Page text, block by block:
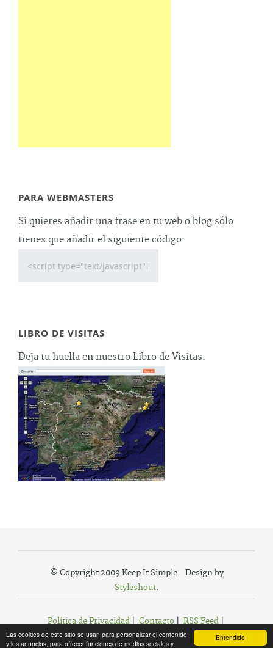
Entendido
Las cookies de este sitio se usan para personalizar el contenido
y los anuncios, para ofrecer funciones de medios sociales y
PARA WEBMASTERS
Si quieres añadir una frase en tu web o blog sólo
tienes que añadir el siguiente código:
LIBRO DE VISITAS
Deja tu huella en nuestro Libro de Visitas.
© Copyright 2009 Keep It Simple. Design by
Styleshout.
Política de Privacidad| Contacto| RSS Feed|
Agregar a Favoritos